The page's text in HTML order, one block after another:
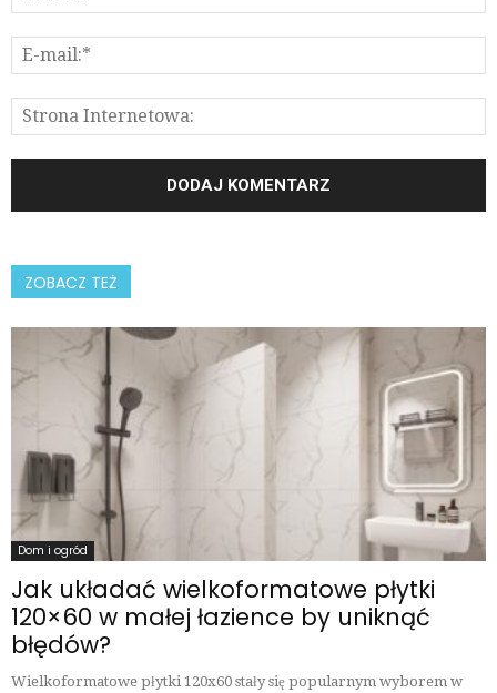
ZOBACZ TEŻ
Dom i ogród
Jak układać wielkoformatowe płytki
120×60 w małej łazience by uniknąć
błędów?
Wielkoformatowe płytki 120x60 stały się popularnym wyborem w